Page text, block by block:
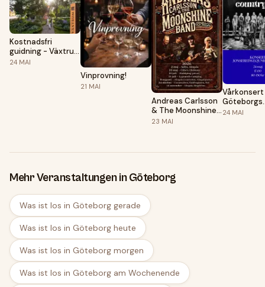
Kostnadsfri
guidning - Växtrum
i Lerums
24 MAI
Vinprovning!
21 MAI
Andreas Carlsson
& The Moonshine
Band
23 MAI
Vårkonsert
Göteborgs
Countrykör
24 MAI
Mehr Veranstaltungen in Göteborg
Was ist los in Göteborg gerade
Was ist los in Göteborg heute
Was ist los in Göteborg morgen
Was ist los in Göteborg am Wochenende